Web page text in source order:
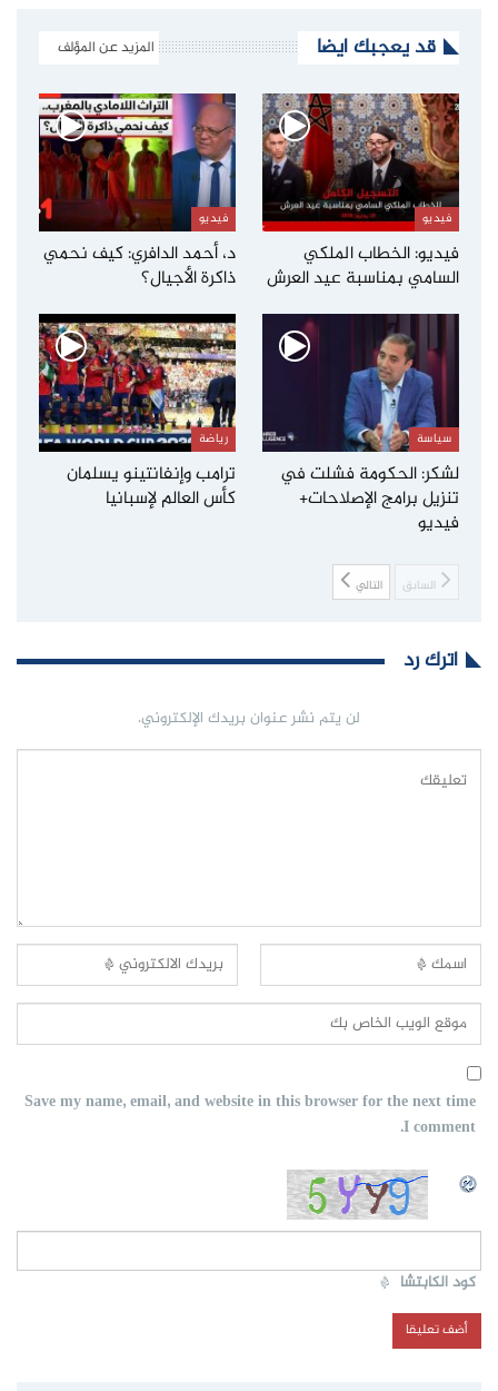
قد يعجبك ايضا المزيد عن المؤلف
فيديو
فيديو: الخطاب الملكي
السامي بمناسبة عيد العرش
فيديو
د، أحمد الدافري: كيف نحمي
ذاكرة الأجيال؟
سياسة
لشكر: الحكومة فشلت في
تنزيل برامج الإصلاحات+
فيديو
رياضة
ترامب وإنفانتينو يسلمان
كأس العالم لإسبانيا
السابق التالي
اترك رد
لن يتم نشر عنوان بريدك الإلكتروني.
Save my name, email, and website in this browser for the next time
I comment.
كود الكابتشا *